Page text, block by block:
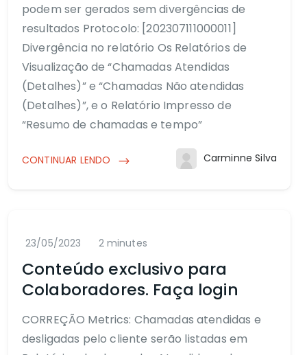
podem ser gerados sem divergências de
resultados Protocolo: [202307111000011]
Divergência no relatório Os Relatórios de
Visualização de “Chamadas Atendidas
(Detalhes)” e “Chamadas Não atendidas
(Detalhes)”, e o Relatório Impresso de
“Resumo de chamadas e tempo”
CONTINUAR LENDO Carminne Silva
23/05/2023 2 minutes
Conteúdo exclusivo para
Colaboradores. Faça login
CORREÇÃO Metrics: Chamadas atendidas e
desligadas pelo cliente serão listadas em